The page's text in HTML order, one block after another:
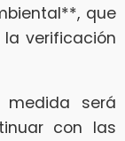
que
la verificación
medida será
con las